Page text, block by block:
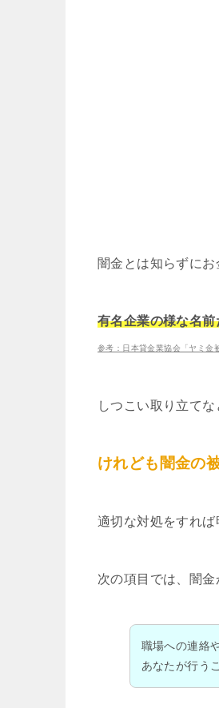
闇金とは知らずに
有名企業の様な名
参考：日本貸金業協会「ヤミ金
しつこい取り立て
けれども闇金の
適切な対処をすれば
次の項目では、闇
職場への連絡
あなたが行う